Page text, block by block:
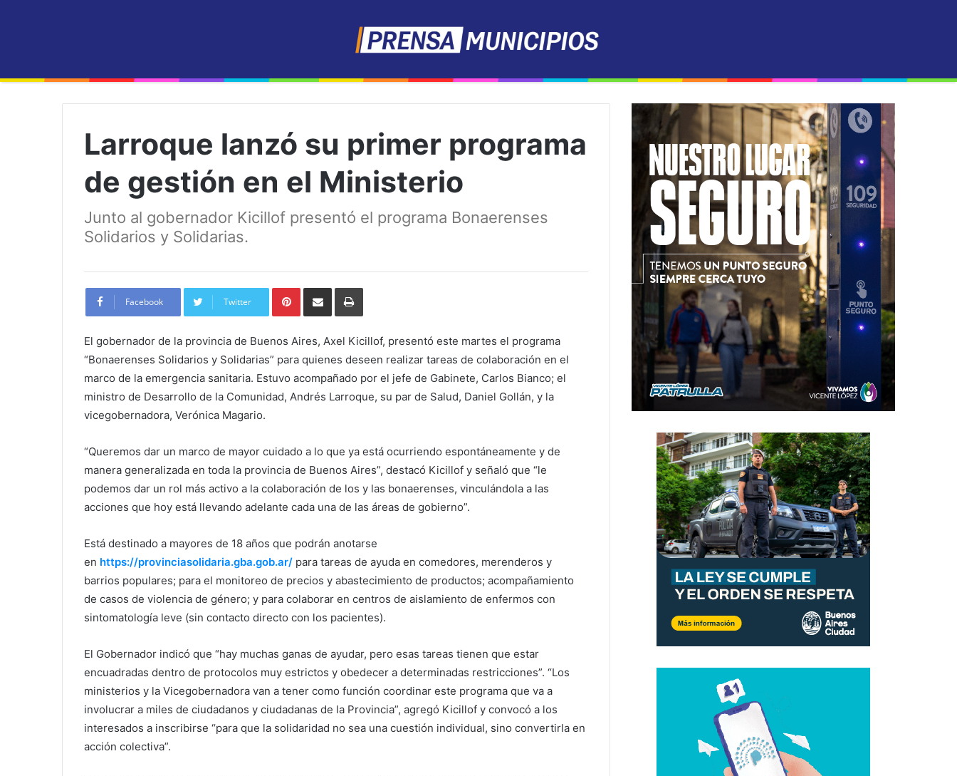
Larroque lanzó su primer programa
de gestión en el Ministerio
Junto al gobernador Kicillof presentó el programa Bonaerenses
Solidarios y Solidarias.
Facebook Twitter
PinterestShare
Email
Print
El gobernador de la provincia de Buenos Aires, Axel Kicillof, presentó este martes el programa
“Bonaerenses Solidarios y Solidarias” para quienes deseen realizar tareas de colaboración en el
marco de la emergencia sanitaria. Estuvo acompañado por el jefe de Gabinete, Carlos Bianco; el
ministro de Desarrollo de la Comunidad, Andrés Larroque, su par de Salud, Daniel Gollán, y la
vicegobernadora, Verónica Magario.
“Queremos dar un marco de mayor cuidado a lo que ya está ocurriendo espontáneamente y de
manera generalizada en toda la provincia de Buenos Aires”, destacó Kicillof y señaló que “le
podemos dar un rol más activo a la colaboración de los y las bonaerenses, vinculándola a las
acciones que hoy está llevando adelante cada una de las áreas de gobierno”.
Está destinado a mayores de 18 años que podrán anotarse
en https://provinciasolidaria.gba.gob.ar/ para tareas de ayuda en comedores, merenderos y
barrios populares; para el monitoreo de precios y abastecimiento de productos; acompañamiento
de casos de violencia de género; y para colaborar en centros de aislamiento de enfermos con
sintomatología leve (sin contacto directo con los pacientes).
El Gobernador indicó que “hay muchas ganas de ayudar, pero esas tareas tienen que estar
encuadradas dentro de protocolos muy estrictos y obedecer a determinadas restricciones”. “Los
ministerios y la Vicegobernadora van a tener como función coordinar este programa que va a
involucrar a miles de ciudadanos y ciudadanas de la Provincia”, agregó Kicillof y convocó a los
interesados a inscribirse “para que la solidaridad no sea una cuestión individual, sino convertirla en
acción colectiva”.